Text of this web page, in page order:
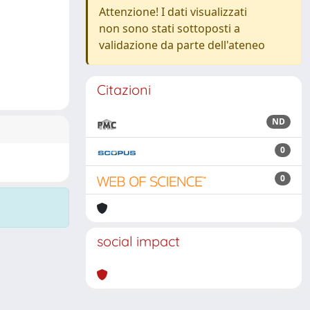
Attenzione! I dati visualizzati
non sono stati sottoposti a
validazione da parte dell'ateneo
Citazioni
ND
0
0
social impact